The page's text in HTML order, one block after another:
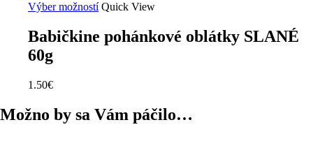
Výber možností Quick View
Babičkine pohánkové oblátky SLANÉ
60g
1.50€
Možno by sa Vám páčilo…